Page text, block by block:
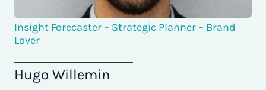
Insight Forecaster – Strategic Planner – Brand
Lover
Hugo Willemin